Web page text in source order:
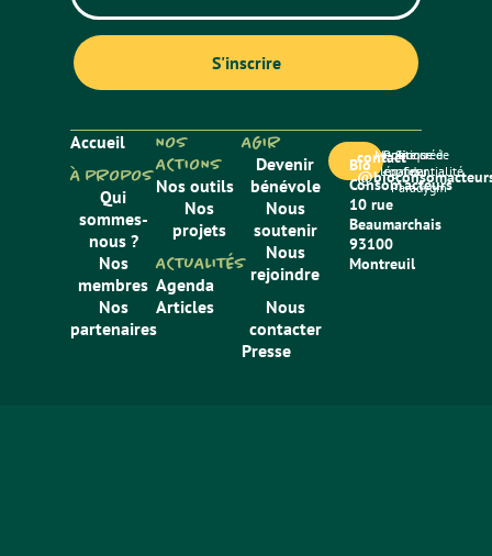
Accueil
À PROPOS
Qui
sommes-
nous ?
Nos
membres
Nos
partenaires
NOS
ACTIONS
Nos outils
Nos
projets
ACTUALITÉS
Agenda
Articles
AGIR
Devenir
bénévole
Nous
soutenir
Nous
rejoindre
Nous
contacter
Presse
Bio
Consom’acteurs
10 rue
Beaumarchais
93100
Montreuil
contact
Mentions
légales
Politique de
confidentialité
Site créé
par
Paradygm